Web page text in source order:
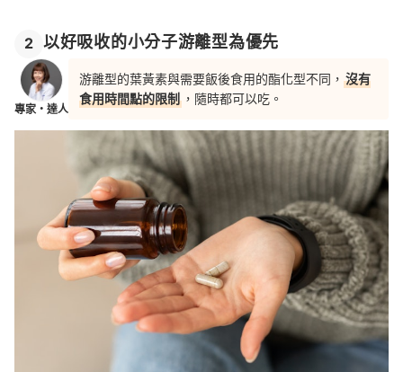
2 以好吸收的小分子游離型為優先
專家・達人
游離型的葉黃素與需要飯後食用的酯化型不同， 沒有
食用時間點的限制 ，隨時都可以吃。